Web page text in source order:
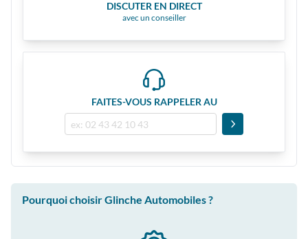
DISCUTER EN DIRECT
avec un conseiller
FAITES-VOUS RAPPELER AU
Pourquoi choisir Glinche Automobiles ?